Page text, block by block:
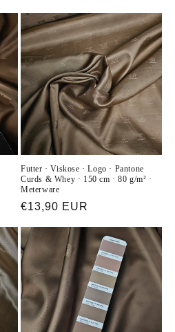
Futter · Viskose · Logo · Pantone
Curds & Whey · 150 cm · 80 g/m² ·
Meterware
Normaler
€13,90 EUR